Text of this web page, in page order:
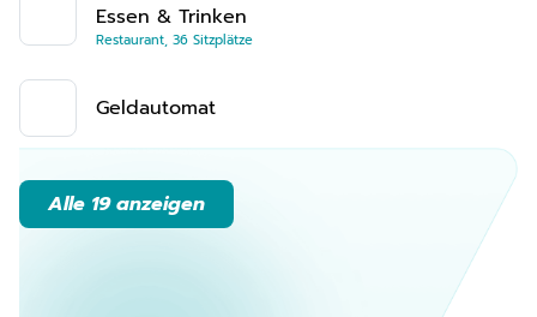
Essen & Trinken
Restaurant, 36 Sitzplätze
Geldautomat
Alle 19 anzeigen